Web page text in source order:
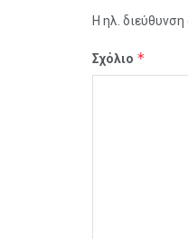
Η ηλ. διεύθυνση
Σχόλιο *